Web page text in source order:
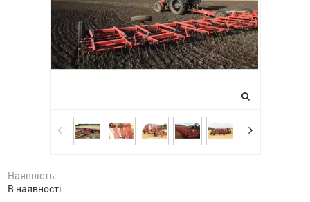
Наявність:
В наявності